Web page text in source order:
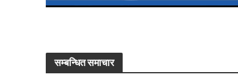
सम्बन्धित समाचार